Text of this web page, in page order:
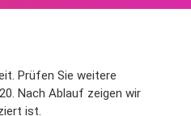
Prüfen Sie weitere
Nach Ablauf zeigen wir
ist.